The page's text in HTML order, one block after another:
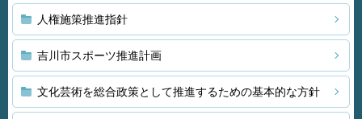
人権施策推進指針
吉川市スポーツ推進計画
文化芸術を総合政策として推進するための基本的な方針